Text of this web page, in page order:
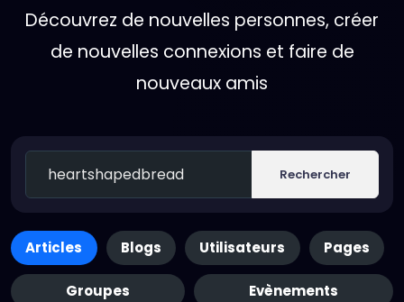
Découvrez de nouvelles personnes, créer
de nouvelles connexions et faire de
nouveaux amis
Rechercher
Articles Blogs Utilisateurs Pages
Groupes Evènements